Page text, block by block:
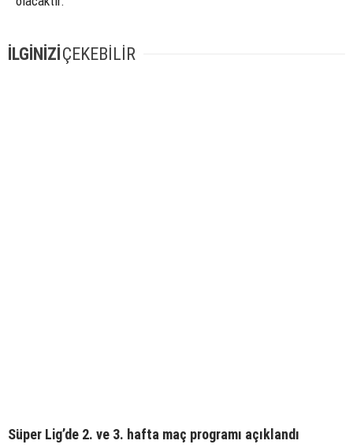
İLGİNİZİÇEKEBİLİR
Süper Lig’de 2. ve 3. hafta maç programı açıklandı